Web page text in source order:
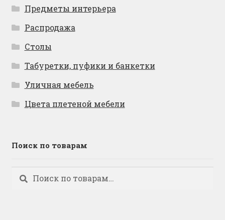
Предметы интерьера
Распродажа
Столы
Табуретки, пуфики и банкетки
Уличная мебель
Цвета плетеной мебели
Поиск по товарам
Искать:
Поиск